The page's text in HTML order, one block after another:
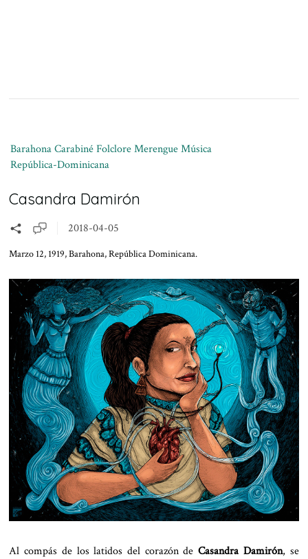
Casandra Damirón
2018-04-05
Marzo 12, 1919, Barahona, República Dominicana.
Al compás de los latidos del corazón deCasandra Damirón, se
Barahona Carabiné Folclore Merengue Música
República-Dominicana